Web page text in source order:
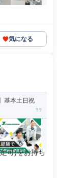
気になる
基本土日祝
可)をお持ち